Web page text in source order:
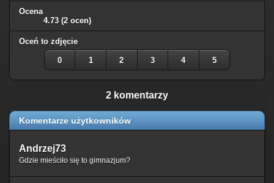
Ocena
4.73 (2 ocen)
Oceń to zdjęcie
0 1 2 3 4 5
2 komentarzy
Komentarze użytkowników
Andrzej73
Gdzie mieściło się to gimnazjum?